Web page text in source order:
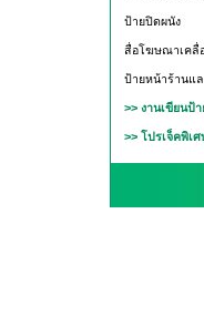
ป้ายปิดผนัง
สื่อโฆษณาเคลื่
ป้ายหน้าร้านแ
>> งานเขียนป้
>> โปรเจ็คพิเศ